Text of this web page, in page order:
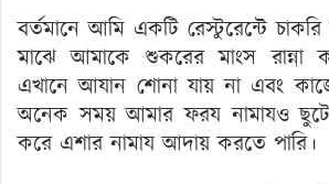
বর্তমানে আমি একটি রেস্টুরেন্টে
মাঝে আমাকে শুকরের মাংস রান্না
এখানে আযান শোনা যায় না এবং
অনেক সময় আমার ফরয নামাযও
করে এশার নামায আদায় করতে পারি।